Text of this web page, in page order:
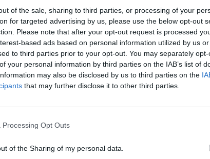
of the sale, sharing to third parties, or processing of your
for targeted advertising by us, please use the below opt-out
Please note that after your opt-out request is processed
based ads based on personal information utilized by us
to third parties prior to your opt-out. You may separately
your personal information by third parties on the IAB’s list of
may also be disclosed by us to third parties on the
that may further disclose it to other third parties.
Processing Opt Outs
of the Sharing of my personal data.
που παρουσίασαν τη μεγαλύτερη
κύκλο εργασιών τον Οκτώβριο 2023 σε
Οκτώβριο 2022 είναι:
Κρήτης, αύξηση 17,2%.
Νοτίου Αιγαίου, αύξηση 13,4%.
που παρουσίασαν μείωση στον κύκλο
Οκτώβριο 2023 σε σχέση με τον
1,9%.